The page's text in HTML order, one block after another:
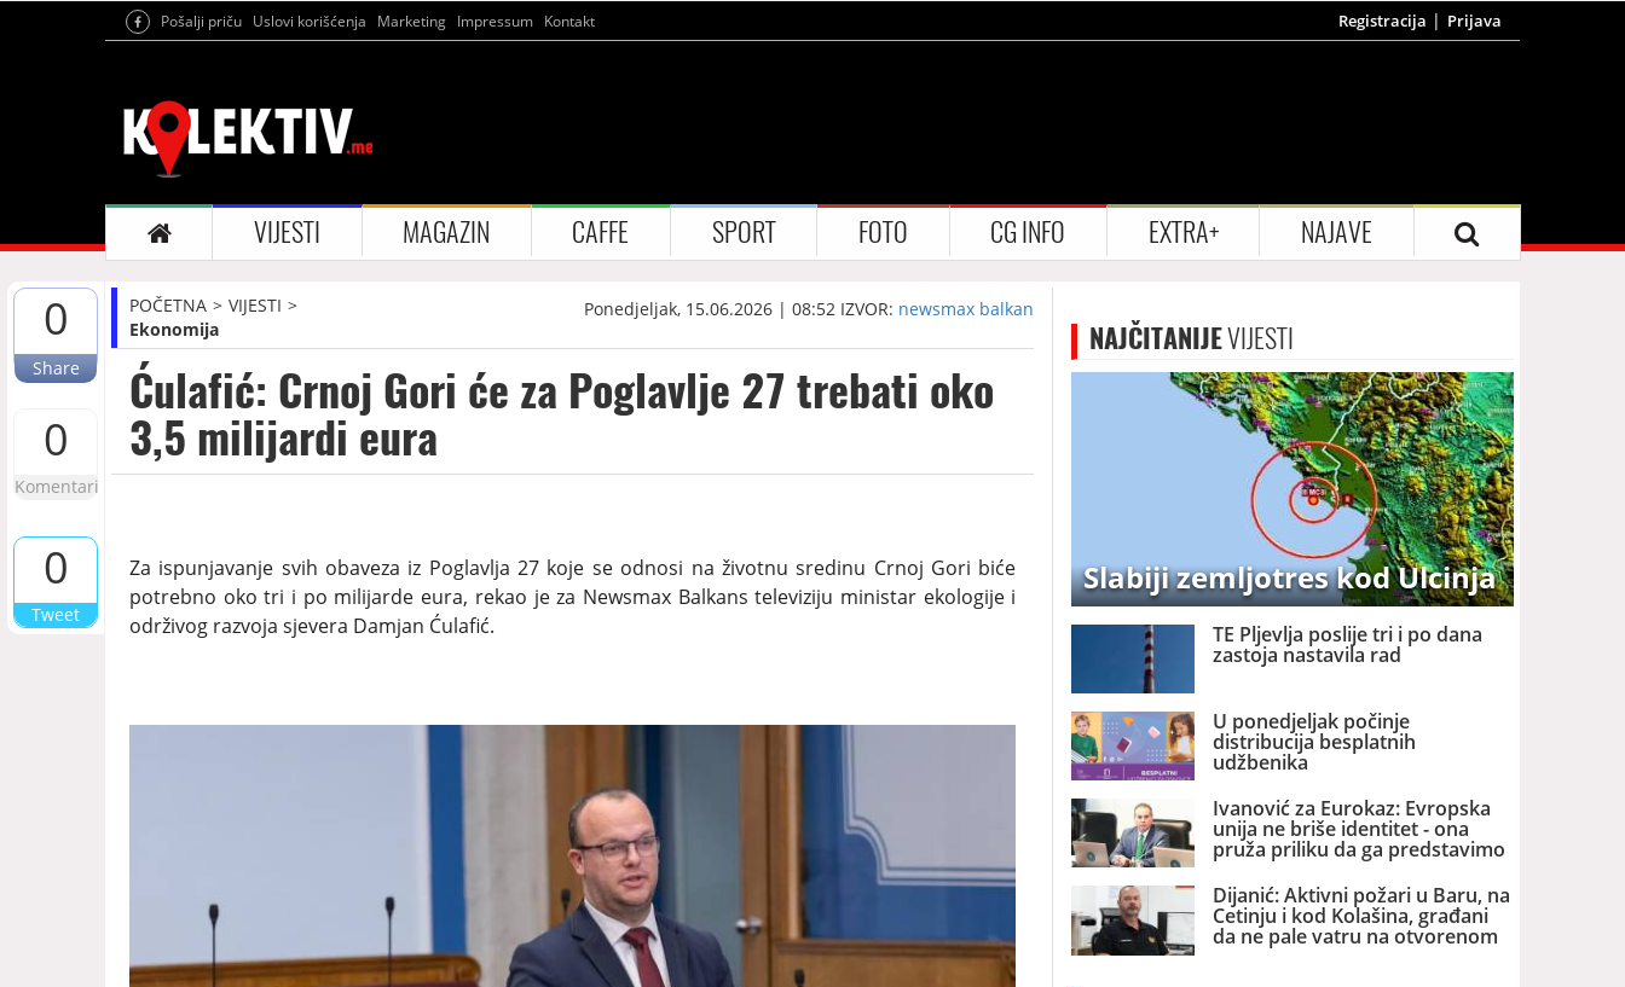
Pošalji priču Uslovi korišćenja Marketing Impressum Kontakt Registracija Prijava
VIJESTI MAGAZIN CAFFE SPORT FOTO CG INFO EXTRA+ NAJAVE
0
Share
0
Komentari
0
Tweet
POČETNA
VIJESTI
Ekonomija
Ponedjeljak, 15.06.2026 | 08:52 IZVOR: newsmax balkan
Ćulafić: Crnoj Gori će za Poglavlje 27 trebati oko
3,5 milijardi eura
Za ispunjavanje svih obaveza iz Poglavlja 27 koje se odnosi na životnu sredinu Crnoj Gori biće
potrebno oko tri i po milijarde eura, rekao je za Newsmax Balkans televiziju ministar ekologije i
održivog razvoja sjevera Damjan Ćulafić.
NAJČITANIJEVIJESTI
Slabiji zemljotres kod Ulcinja
TE Pljevlja poslije tri i po dana
zastoja nastavila rad
U ponedjeljak počinje
distribucija besplatnih
udžbenika
Ivanović za Eurokaz: Evropska
unija ne briše identitet - ona
pruža priliku da ga predstavimo
Evropi i svijetu
Dijanić: Aktivni požari u Baru, na
Cetinju i kod Kolašina, građani
da ne pale vatru na otvorenom